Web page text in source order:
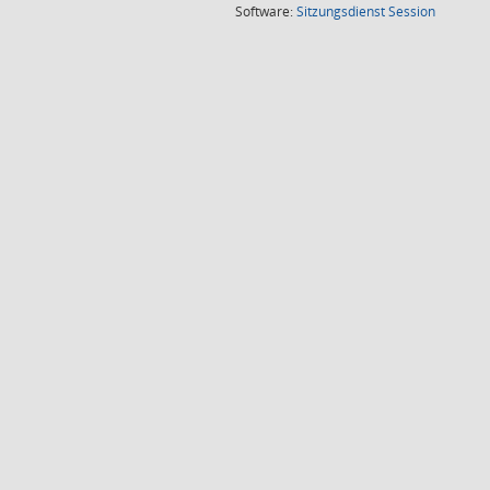
Software:SitzungsdienstSession(Wird in